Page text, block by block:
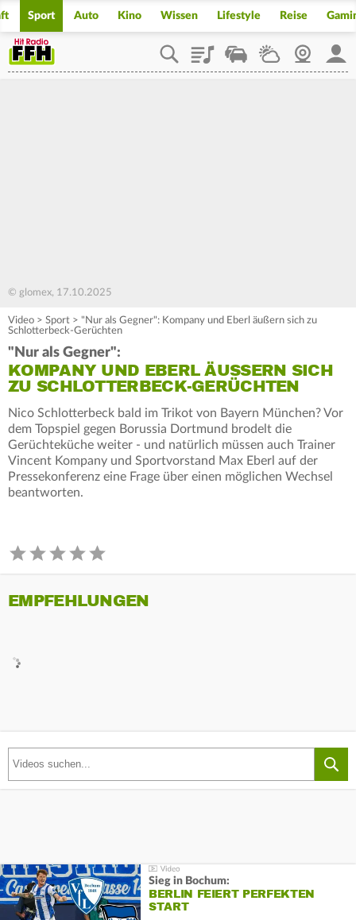
Sport Auto Kino Wissen Lifestyle Reise
PlaylistStaupilotWetterWebcam
© glomex, 17.10.2025
Video > Sport > "Nur als Gegner": Kompany und Eberl äußern sich zu
Schlotterbeck-Gerüchten
"Nur als Gegner":
KOMPANY UND EBERL ÄUSSERN SICH Z
U SCHLOTTERBECK-GERÜCHTEN
Nico Schlotterbeck bald im Trikot von Bayern München? Vor
dem Topspiel gegen Borussia Dortmund brodelt die
Gerüchteküche weiter - und natürlich müssen auch Trainer
Vincent Kompany und Sportvorstand Max Eberl auf der
Pressekonferenz eine Frage über einen möglichen Wechsel
beantworten.
EMPFEHLUNGEN
Sieg in Bochum:
BERLIN FEIERT PERFEKTEN
START